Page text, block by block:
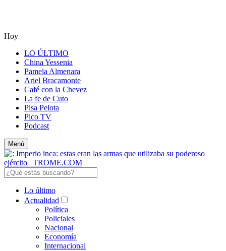
Hoy
LO ÚLTIMO
China Yessenia
Pamela Almenara
Ariel Bracamonte
Café con la Chevez
La fe de Cuto
Pisa Pelota
Pico TV
Podcast
Menú
Lo último
Actualidad
Política
Policiales
Nacional
Economía
Internacional